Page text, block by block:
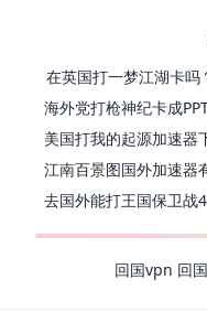
在英国打一梦江湖卡
回国vpn 回